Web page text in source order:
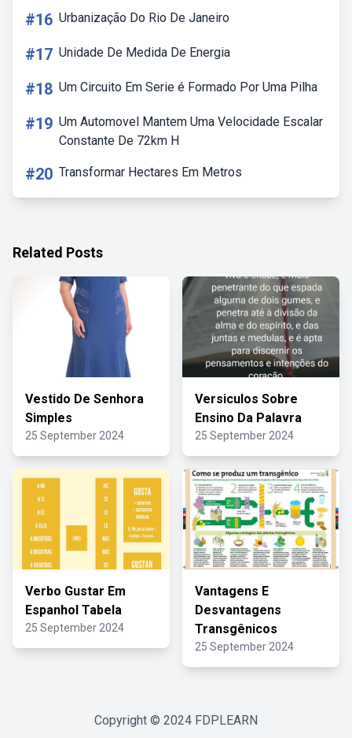
#16 Urbanização Do Rio De Janeiro
#17 Unidade De Medida De Energia
#18 Um Circuito Em Serie é Formado Por Uma Pilha
#19 Um Automovel Mantem Uma Velocidade Escalar
Constante De 72km H
#20 Transformar Hectares Em Metros
Related Posts
Vestido De Senhora
Simples
25 September 2024
Versiculos Sobre
Ensino Da Palavra
25 September 2024
Verbo Gustar Em
Espanhol Tabela
25 September 2024
Vantagens E
Desvantagens
Transgênicos
25 September 2024
Copyright © 2024 FDPLEARN